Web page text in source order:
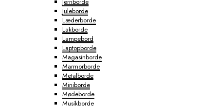
Juleborde
Læderborde
Lakborde
Lampebord
Laptopborde
Magasinborde
Marmorborde
Metalborde
Miniborde
Mødeborde
Musikborde